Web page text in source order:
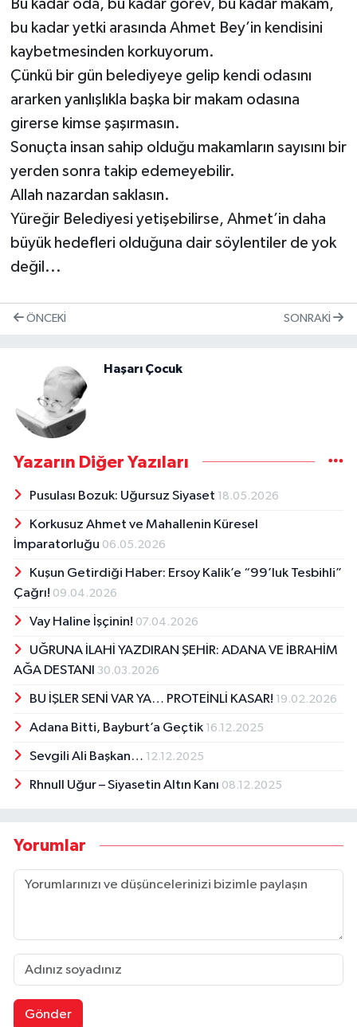
Bu kadar oda, bu kadar görev, bu kadar makam,
bu kadar yetki arasında Ahmet Bey’in kendisini
kaybetmesinden korkuyorum.
Çünkü bir gün belediyeye gelip kendi odasını
ararken yanlışlıkla başka bir makam odasına
girerse kimse şaşırmasın.
Sonuçta insan sahip olduğu makamların sayısını bir
yerden sonra takip edemeyebilir.
Allah nazardan saklasın.
Yüreğir Belediyesi yetişebilirse, Ahmet’in daha
büyük hedefleri olduğuna dair söylentiler de yok
değil...
ÖNCEKI SONRAKI
Haşarı Çocuk
Yazarın Diğer Yazıları
Pusulası Bozuk: Uğursuz Siyaset 18.05.2026
Korkusuz Ahmet ve Mahallenin Küresel
İmparatorluğu 06.05.2026
Kuşun Getirdiği Haber: Ersoy Kalik’e “99’luk Tesbihli”
Çağrı! 09.04.2026
Vay Haline İşçinin! 07.04.2026
UĞRUNA İLAHİ YAZDIRAN ŞEHİR: ADANA VE İBRAHİM
AĞA DESTANI
30.03.2026
BU İŞLER SENİ VAR YA… PROTEİNLİ KASAR! 19.02.2026
Adana Bitti, Bayburt’a Geçtik 16.12.2025
Sevgili Ali Başkan… 12.12.2025
Rhnull Uğur – Siyasetin Altın Kanı 08.12.2025
Yorumlar
Gönder